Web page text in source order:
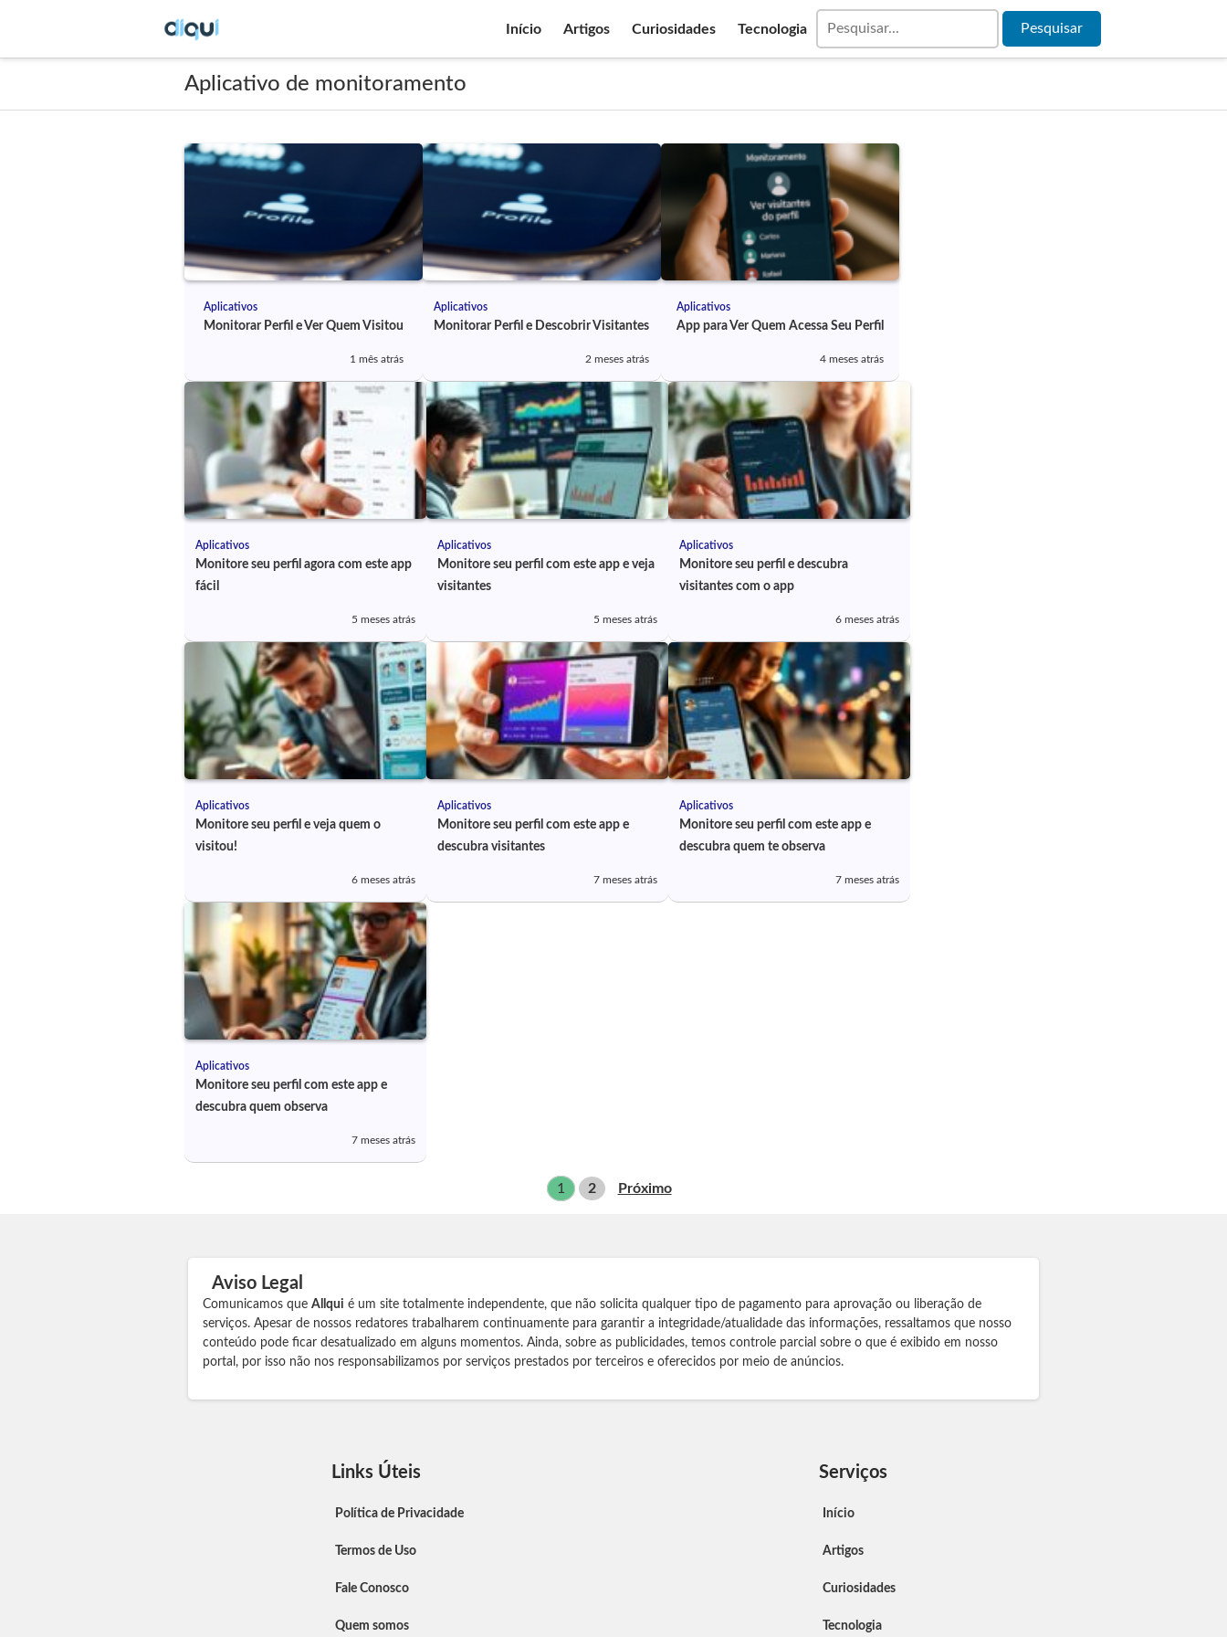
Início Artigos Curiosidades Tecnologia
Aplicativo de monitoramento
Aplicativos
Monitorar Perfil e Ver Quem Visitou
1 mês atrás
Aplicativos
Monitorar Perfil e Descobrir Visitantes
2 meses atrás
Aplicativos
App para Ver Quem Acessa Seu Perfil
4 meses atrás
Aplicativos
Monitore seu perfil agora com este app
fácil
5 meses atrás
Aplicativos
Monitore seu perfil com este app e veja
visitantes
5 meses atrás
Aplicativos
Monitore seu perfil e descubra
visitantes com o app
6 meses atrás
Aplicativos
Monitore seu perfil e veja quem o
visitou!
6 meses atrás
Aplicativos
Monitore seu perfil com este app e
descubra visitantes
7 meses atrás
Aplicativos
Monitore seu perfil com este app e
descubra quem te observa
7 meses atrás
Aplicativos
Monitore seu perfil com este app e
descubra quem observa
7 meses atrás
1 2 Próximo
Aviso Legal
Comunicamos que Allqui é um site totalmente independente, que não solicita qualquer tipo de pagamento para aprovação ou liberação de
serviços. Apesar de nossos redatores trabalharem continuamente para garantir a integridade/atualidade das informações, ressaltamos que nosso
conteúdo pode ficar desatualizado em alguns momentos. Ainda, sobre as publicidades, temos controle parcial sobre o que é exibido em nosso
portal, por isso não nos responsabilizamos por serviços prestados por terceiros e oferecidos por meio de anúncios.
Links Úteis
Política de Privacidade
Termos de Uso
Fale Conosco
Quem somos
Serviços
Início
Artigos
Curiosidades
Tecnologia